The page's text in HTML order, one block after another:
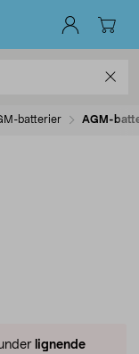
batterier AGM-
lignende